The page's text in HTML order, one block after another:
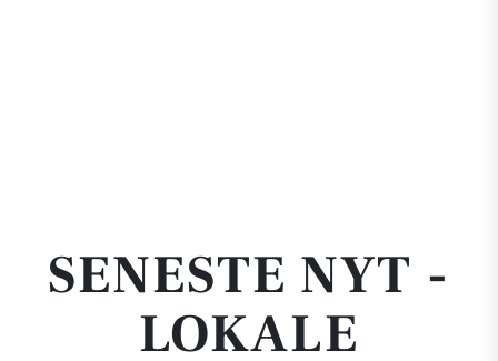
SENESTE NYT -
LOKALE